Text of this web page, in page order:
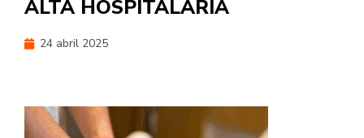
ALTA HOSPITALARIA
24 abril 2025